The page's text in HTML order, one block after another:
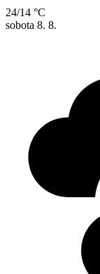
24/14 °C
sobota 8. 8.